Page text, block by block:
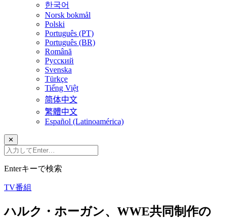
한국어
Norsk bokmål
Polski
Português (PT)
Português (BR)
Română
Русский
Svenska
Türkçe
Tiếng Việt
简体中文
繁體中文
Español (Latinoamérica)
✕
Enterキーで検索
TV番組
ハルク・ホーガン、WWE共同制作の